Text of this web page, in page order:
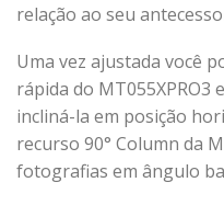
relação ao seu
Uma vez ajustada você
rápida do MT055XPRO3
incliná-la em posição
recurso 90° Column da
fotografias em ângulo